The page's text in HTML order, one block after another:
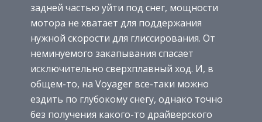
задней частью уйти под снег, мощности
мотора не хватает для поддержания
нужной скорости для глиссирования. От
неминуемого закапывания спасает
исключительно сверхплавный ход. И, в
общем-то, на Voyager все-таки можно
ездить по глубокому снегу, однако точно
без получения какого-то драйверского